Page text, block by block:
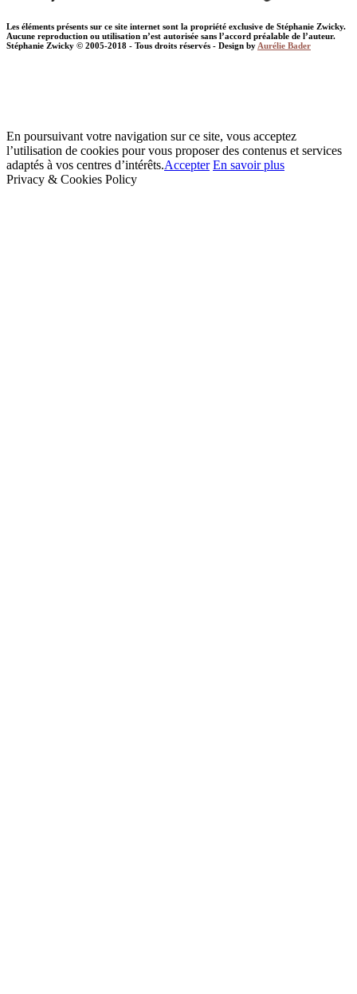
Les éléments présents sur ce site internet sont la propriété exclusive de Stéphanie Zwicky.
Aucune reproduction ou utilisation n’est autorisée sans l’accord préalable de l’auteur.
Stéphanie Zwicky © 2005-2018 - Tous droits réservés - Design byAurélie Bader
En poursuivant votre navigation sur ce site, vous acceptez
l’utilisation de cookies pour vous proposer des contenus et services
adaptés à vos centres d’intérêts.Accepter En savoir plus
Privacy & Cookies Policy